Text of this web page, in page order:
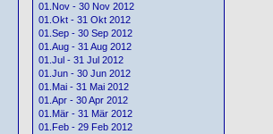
01.Nov - 30 Nov 2012
01.Okt - 31 Okt 2012
01.Sep - 30 Sep 2012
01.Aug - 31 Aug 2012
01.Jul - 31 Jul 2012
01.Jun - 30 Jun 2012
01.Mai - 31 Mai 2012
01.Apr - 30 Apr 2012
01.Mär - 31 Mär 2012
01.Feb - 29 Feb 2012